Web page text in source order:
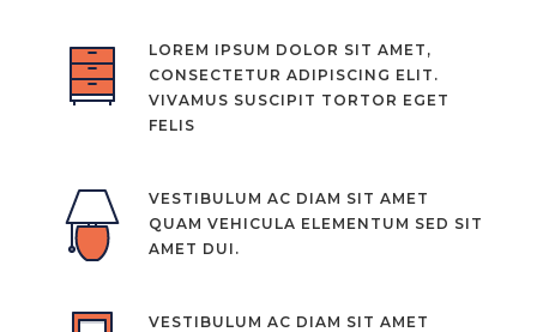
LOREM IPSUM DOLOR SIT AMET,
CONSECTETUR ADIPISCING ELIT.
VIVAMUS SUSCIPIT TORTOR EGET
FELIS
VESTIBULUM AC DIAM SIT AMET
QUAM VEHICULA ELEMENTUM SED SIT
AMET DUI.
VESTIBULUM AC DIAM SIT AMET